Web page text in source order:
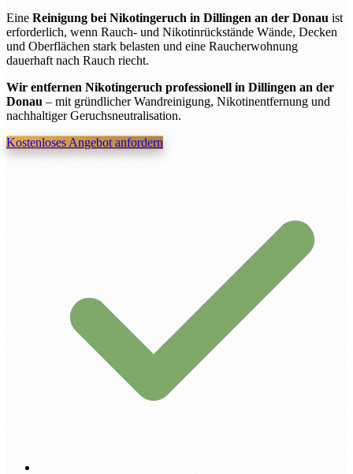
Eine Reinigung bei Nikotingeruch in Dillingen an der Donau ist
erforderlich, wenn Rauch- und Nikotinrückstände Wände, Decken
und Oberflächen stark belasten und eine Raucherwohnung
dauerhaft nach Rauch riecht.
Wir entfernen Nikotingeruch professionell in Dillingen an der
Donau – mit gründlicher Wandreinigung, Nikotinentfernung und
nachhaltiger Geruchsneutralisation.
Kostenloses Angebot anfordern